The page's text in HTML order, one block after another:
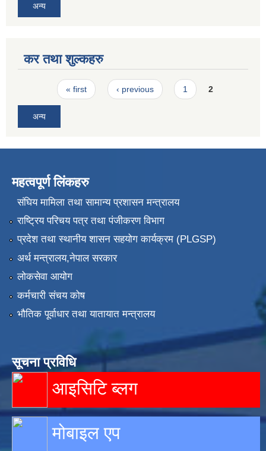
अन्य
कर तथा शुल्कहरु
Pages« first ‹ previous 1 2
अन्य
महत्वपूर्ण लिंकहरु
संघिय मामिला तथा सामान्य प्रशासन मन्त्रालय
राष्ट्रिय परिचय पत्र तथा पंजीकरण विभाग
प्रदेश तथा स्थानीय शासन सहयोग कार्यक्रम (PLGSP)
अर्थ मन्त्रालय,नेपाल सरकार
लोकसेवा आयोग
कर्मचारी संचय कोष
भौतिक पूर्वाधार तथा यातायात मन्त्रालय
सूचना प्रविधि
आइसिटि ब्लग
मोबाइल एप